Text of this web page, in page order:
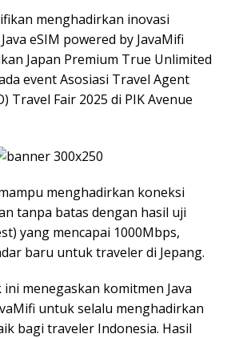
menghadirkan inovasi
eSIM powered by JavaMifi
Japan Premium True Unlimited
event Asosiasi Travel Agent
Travel Fair 2025 di PIK Avenue
menghadirkan koneksi
tanpa batas dengan hasil uji
yang mencapai 1000Mbps,
baru untuk traveler di Jepang.
menegaskan komitmen Java
untuk selalu menghadirkan
bagi traveler Indonesia. Hasil